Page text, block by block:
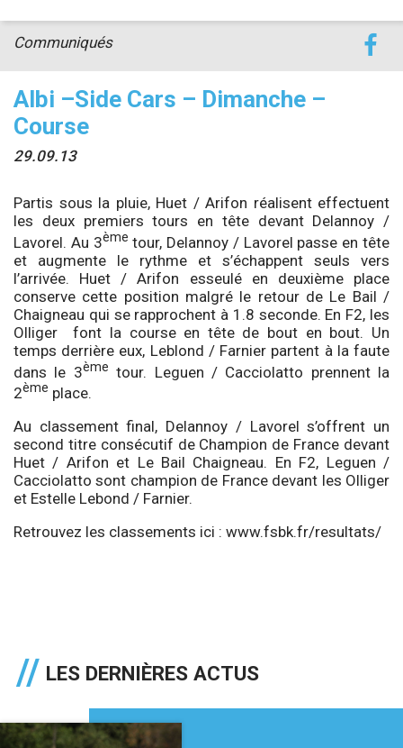
Albi –Side Cars – Dimanche –
Course
29.09.13
Communiqués
Partis sous la pluie, Huet / Arifon réalisent effectuent
les deux premiers tours en tête devant Delannoy /
Lavorel. Au 3ème tour, Delannoy / Lavorel passe en tête
et augmente le rythme et s’échappent seuls vers
l’arrivée. Huet / Arifon esseulé en deuxième place
conserve cette position malgré le retour de Le Bail /
Chaigneau qui se rapprochent à 1.8 seconde. En F2, les
Olliger font la course en tête de bout en bout. Un
temps derrière eux, Leblond / Farnier partent à la faute
dans le 3ème tour. Leguen / Cacciolatto prennent la
2ème place.
Au classement final, Delannoy / Lavorel s’offrent un
second titre consécutif de Champion de France devant
Huet / Arifon et Le Bail Chaigneau. En F2, Leguen /
Cacciolatto sont champion de France devant les Olliger
et Estelle Lebond / Farnier.
Retrouvez les classements ici : www.fsbk.fr/resultats/
LES DERNIÈRES ACTUS